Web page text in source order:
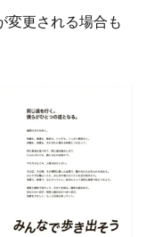
変更される場合も